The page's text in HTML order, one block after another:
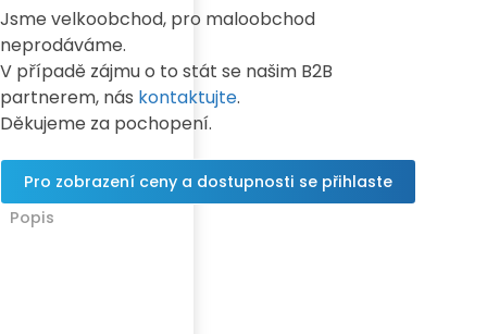
Jsme velkoobchod, pro maloobchod
neprodáváme.
V případě zájmu o to stát se našim B2B
partnerem, nás kontaktujte.
Děkujeme za pochopení.
Pro zobrazení ceny a dostupnosti se přihlaste
Popis